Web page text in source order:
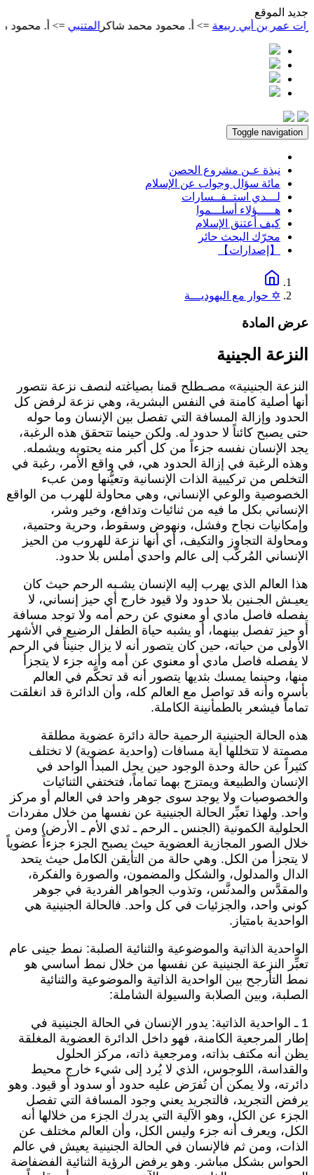
الموقع
المتنبي=> أ. محمود محمد شاكر ربيعة => أ. محمود محمد شاكر
Toggle navigation
نبذة عـن مشروع الحصن
مائة سؤال وجواب عن الإسلام
لـــدي استــفــسارات
هـــــؤلاء أسلـــموا
كيف أعتنق الإسلام
محرّك البحث حائر
【إصدارات】
✡ حوار مع اليهوديـــة
المادة
الجينية
الجنينية» مصـطلح قمنا بصياغته لنصف نزعة نتصور
أصلية كامنة في النفس البشرية، وهي نزعة لرفض كل
وإزالة المسافة التي تفصل بين الإنسان وما حوله
يصبح كائناً لا حدود له. ولكن حينما تتحقق هذه الرغبة،
الإنسان نفسه جزءاً من كل أكبر منه يحتويه ويشمله.
الرغبة في إزالة الحدود هي، في واقع الأمر، رغبة في
من تركيبية الذات الإنسانية وتعيُّنها ومن عبء
والوعي الإنساني، وهي محاولة للهرب من الواقع
بكل ما فيه من ثنائيات وتدافع، وخير وشر،
نجاح وفشل، ونهوض وسقوط، وحرية وحتمية،
التجاوز والتكيف، أي أنها نزعة للهروب من الحيز
المُركّب إلى عالم واحدي أملس بلا حدود.
العالم الذي يهرب إليه الإنسان يشـبه الرحم حيث كان
الجـنين بلا حدود ولا قيود خارج أي حيز إنساني، لا
فاصل مادي أو معنوي عن رحم أمه ولا توجد مسافة
حيز تفصل بينهما، أو يشبه حياة الطفل الرضيع في الأشهر
من حياته، حين كان يتصور أنه لا يزال جنيناً في الرحم
يفصله فاصل مادي أو معنوي عن أمه وأنه جزء لا يتجزأ
وحينما يمسك بثديها يتصور أنه قد تحكَّم في العالم
وأنه قد تواصل مع العالم كله، وأن الدائرة قد انغلقت
فيشعر بالطمأنينة الكاملة.
الحالة الجنينية الرحمية حالة دائرة عضوية مطلقة
لا تتخللها أية مسافات (واحدية عضوية) لا تختلف
عن حالة وحدة الوجود حين يحل المبدأ الواحد في
والطبيعة ويمتزج بهما تماماً، فتختفي الثنائيات
ولا يوجد سوى جوهر واحد في العالم أو مركز
ولهذا تعبِّر الحالة الجنينية عن نفسها من خلال مفردات
الكمونية (الجنس ـ الرحم ـ ثدي الأم ـ الأرض) ومن
الصور المجازية العضوية حيث يصبح الجزء جزءاً عضوياً
يتجزأ من الكل. وهي حالة من التأيقن الكامل حيث يتحد
والمدلول، والشكل والمضمون، والصورة والفكرة،
والمدنَّس، وتذوب الجواهر الفردية في جوهر
واحد، والجزئيات في كل واحد. فالحالة الجنينية هي
بامتياز.
الذاتية والموضوعية والثنائية الصلبة: نمط جينى عام
النزعة الجنينية عن نفسها من خلال نمط أساسي هو
التأرجح بين الواحدية الذاتية والموضوعية والثنائية
وبين الصلابة والسيولة الشاملة:
1 ـ الواحدية الذاتية: يدور الإنسان في الحالة الجنينية في
المرجعية الكامنة، فهو داخل الدائرة العضوية المغلقة
أنه مكتف بذاته، ومرجعية ذاته، مركز الحلول
اللوجوس، الذي لا يُرد إلى شيء خارج محيط
ولا يمكن أن تُفرَض عليه حدود أو سدود أو قيود. وهو
التجريد، فالتجريد يعني وجود المسافة التي تفصل
عن الكل، وهو الآلية التي يدرك الجزء من خلالها أنه
ويعرف أنه جزء وليس الكل، وأن العالم مختلف عن
ومن ثم فالإنسان في الحالة الجنينية يعيش في عالم
بشكل مباشر. وهو يرفض الرؤية الثنائية الفضفاضة